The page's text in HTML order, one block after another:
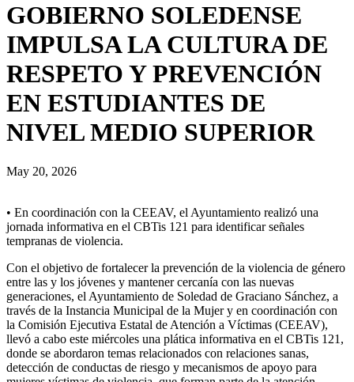
GOBIERNO SOLEDENSE
IMPULSA LA CULTURA DE
RESPETO Y PREVENCIÓN
EN ESTUDIANTES DE
NIVEL MEDIO SUPERIOR
May 20, 2026
• En coordinación con la CEEAV, el Ayuntamiento realizó una
jornada informativa en el CBTis 121 para identificar señales
tempranas de violencia.
Con el objetivo de fortalecer la prevención de la violencia de género
entre las y los jóvenes y mantener cercanía con las nuevas
generaciones, el Ayuntamiento de Soledad de Graciano Sánchez, a
través de la Instancia Municipal de la Mujer y en coordinación con
la Comisión Ejecutiva Estatal de Atención a Víctimas (CEEAV),
llevó a cabo este miércoles una plática informativa en el CBTis 121,
donde se abordaron temas relacionados con relaciones sanas,
detección de conductas de riesgo y mecanismos de apoyo para